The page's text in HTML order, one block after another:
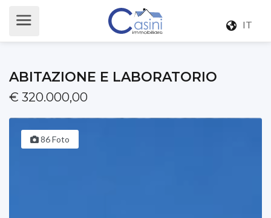
IT
ABITAZIONE E LABORATORIO
€ 320.000,00
86 Foto